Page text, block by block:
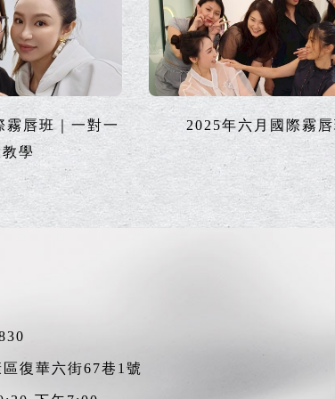
霧唇班｜一對一
學
2025年六月國際霧
復華六街67巷1號